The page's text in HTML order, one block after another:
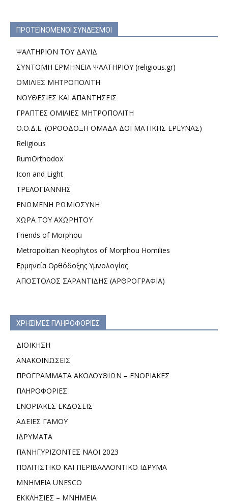
ΠΡΟΤΕΙΝΟΜΕΝΟΙ ΣΥΝΔΕΣΜΟΙ
ΨΑΛΤΗΡΙΟΝ ΤΟΥ ΔΑΥΙΔ
ΣΥΝΤΟΜΗ ΕΡΜΗΝΕΙΑ ΨΑΛΤΗΡΙΟΥ (religious.gr)
ΟΜΙΛΙΕΣ ΜΗΤΡΟΠΟΛΙΤΗ
ΝΟΥΘΕΣΙΕΣ ΚΑΙ ΑΠΑΝΤΗΣΕΙΣ
ΓΡΑΠΤΕΣ ΟΜΙΛΙΕΣ ΜΗΤΡΟΠΟΛΙΤΗ
Ο.Ο.Δ.Ε. (ΟΡΘΟΔΟΞΗ ΟΜΑΔΑ ΔΟΓΜΑΤΙΚΗΣ ΕΡΕΥΝΑΣ)
Religious
RumOrthodox
Icon and Light
ΤΡΕΛΟΓΙΑΝΝΗΣ
ΕΝΩΜΕΝΗ ΡΩΜΙΟΣΥΝΗ
ΧΩΡΑ ΤΟΥ ΑΧΩΡΗΤΟΥ
Friends of Morphou
Metropolitan Neophytos of Morphou Homilies
Ερμηνεία Ορθόδοξης Υμνολογίας
ΑΠΟΣΤΟΛΟΣ ΣΑΡΑΝΤΙΔΗΣ (ΑΡΘΡΟΓΡΑΦΙΑ)
ΧΡΗΣΙΜΕΣ ΠΛΗΡΟΦΟΡΙΕΣ
ΔΙΟΙΚΗΣΗ
ΑΝΑΚΟΙΝΩΣΕΙΣ
ΠΡΟΓΡΑΜΜΑΤΑ ΑΚΟΛΟΥΘΙΩΝ – ΕΝΟΡΙΑΚΕΣ
ΠΛΗΡΟΦΟΡΙΕΣ
ΕΝΟΡΙΑΚΕΣ ΕΚΔΟΣΕΙΣ
ΑΔΕΙΕΣ ΓΑΜΟΥ
ΙΔΡΥΜΑΤΑ
ΠΑΝΗΓΥΡΙΖΟΝΤΕΣ ΝΑΟΙ 2023
ΠΟΛΙΤΙΣΤΙΚΟ ΚΑΙ ΠΕΡΙΒΑΛΛΟΝΤΙΚΟ ΙΔΡΥΜΑ
ΜΝΗΜΕΙΑ UNESCO
ΕΚΚΛΗΣΙΕΣ – ΜΝΗΜΕΙΑ